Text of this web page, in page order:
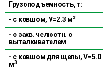
Грузоподъемность, т:
- с ковшом, V=2.3 м3
- с захв. челюстн. с
выталкивателем
- с ковшом для щепы, V=5.0
м3